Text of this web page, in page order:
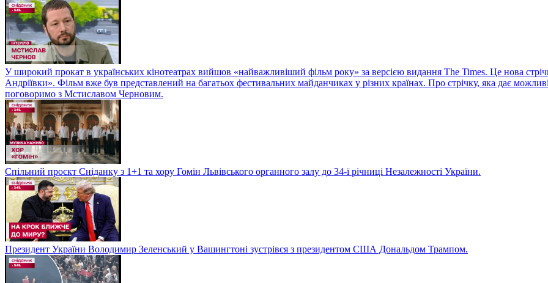
У широкий прокат в українських кінотеатрах вийшов «найважливіший фільм року» за версією видання The Times. Це нова
Андріївки». Фільм вже був представлений на багатьох фестивальних майданчиках у різних країнах. Про стрічку, яка дає
поговоримо з Мстиславом Черновим.
Спільний проєкт Сніданку з 1+1 та хору Гомін Львівського органного залу до 34-ї річниці Незалежності України.
Президент України Володимир Зеленський у Вашингтоні зустрівся з президентом США Дональдом Трампом.